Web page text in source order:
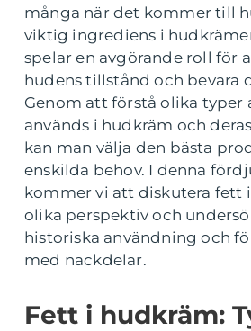
många när det kommer till
viktig ingrediens i
spelar en avgörande roll för
hudens tillstånd och bevara
Genom att förstå olika typer
används i hudkräm och
kan man välja den bästa
enskilda behov. I denna
kommer vi att diskutera fett
olika perspektiv och
historiska användning och
med nackdelar.
Fett i hudkräm: